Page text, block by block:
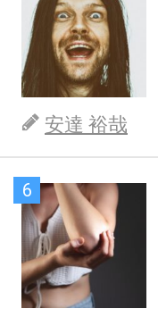
安達 裕哉
6